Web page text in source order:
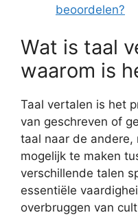
beoordelen?
Wat is taal
waarom is
Taal vertalen is het
van geschreven of
taal naar de andere,
mogelijk te maken
verschillende talen
essentiële
overbruggen van